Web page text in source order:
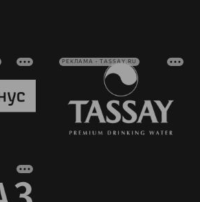
РЕКЛАМА • TASSAY.RU